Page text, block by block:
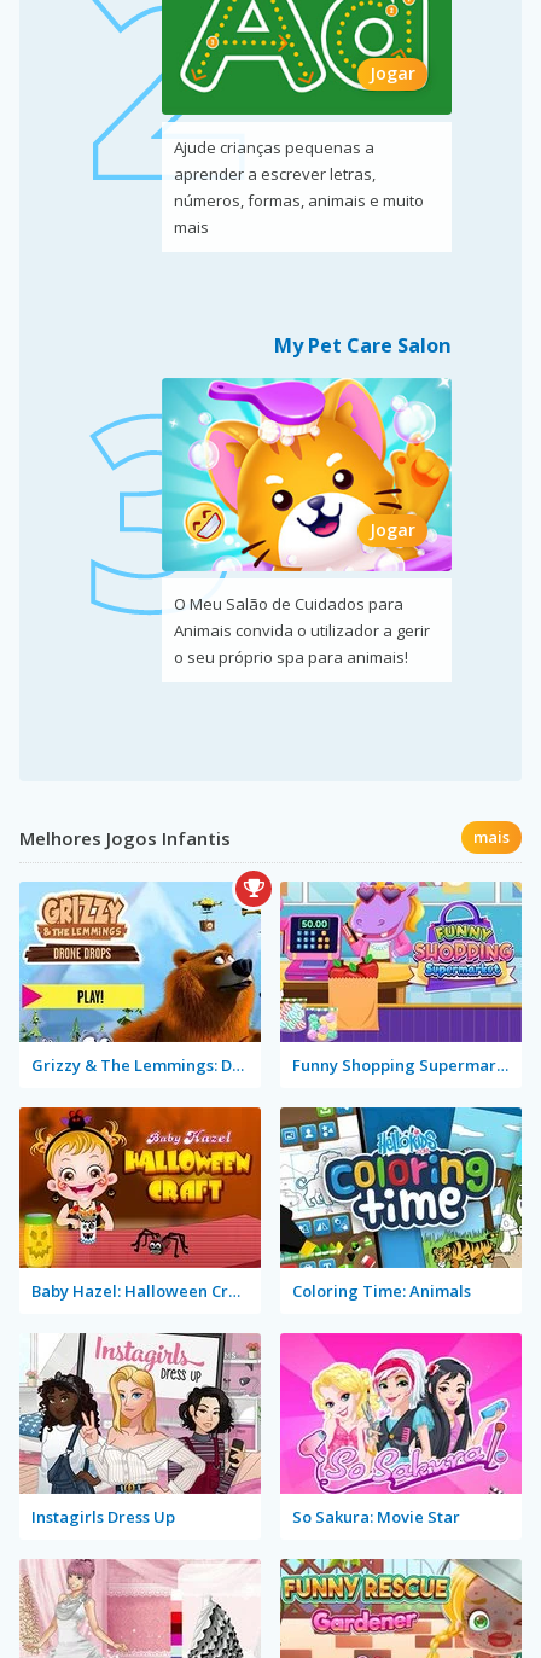
Jogar
Ajude crianças pequenas a
aprender a escrever letras,
números, formas, animais e muito
mais
My Pet Care Salon
Jogar
O Meu Salão de Cuidados para
Animais convida o utilizador a gerir
o seu próprio spa para animais!
Melhores Jogos Infantis mais
Grizzy & The Lemmings: Drone Drops Funny Shopping Supermarket
Baby Hazel: Halloween Crafts Coloring Time: Animals
Instagirls Dress Up So Sakura: Movie Star